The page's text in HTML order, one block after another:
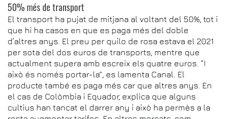
50% més de transport
El transport ha pujat de mitjana al voltant del 50%, tot i
que hi ha casos en que es paga més del doble
d’altres anys. El preu per quilo de rosa estava el 2021
per sota del dos euros de transports, mentre que
actualment supera amb escreix els quatre euros. “I
això és només portar-la”, es lamenta Canal. El
producte també es paga més car que altres anys. En
el cas de Colòmbia i Equador, explica que alguns
cultius han tancat el darrer any i això ha permès a la